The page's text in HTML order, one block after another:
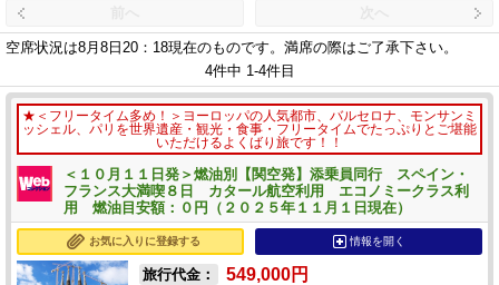
空席状況は8月8日20：18現在のものです。 満席の際はご了承下さい。
4件中 1-4件目
★＜フリータイム多め！＞ヨーロッパの人気都市、バルセロナ、モンサンミ
ッシェル、パリを世界遺産・観光・食事・フリータイムでたっぷりとご堪能
いただけるよくばり旅です！！
＜１０月１１日発＞燃油別【関空発】添乗員同行 スペイン・
フランス大満喫８日 カタール航空利用 エコノミークラス利
用 燃油目安額：０円（２０２５年１１月１日現在）
お気に入りに登録する 情報を開く
旅行代金： 549,000円